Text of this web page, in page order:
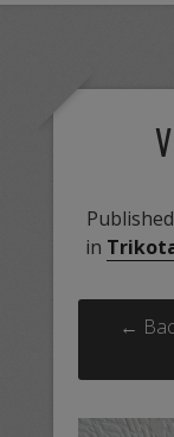
Published
in
←